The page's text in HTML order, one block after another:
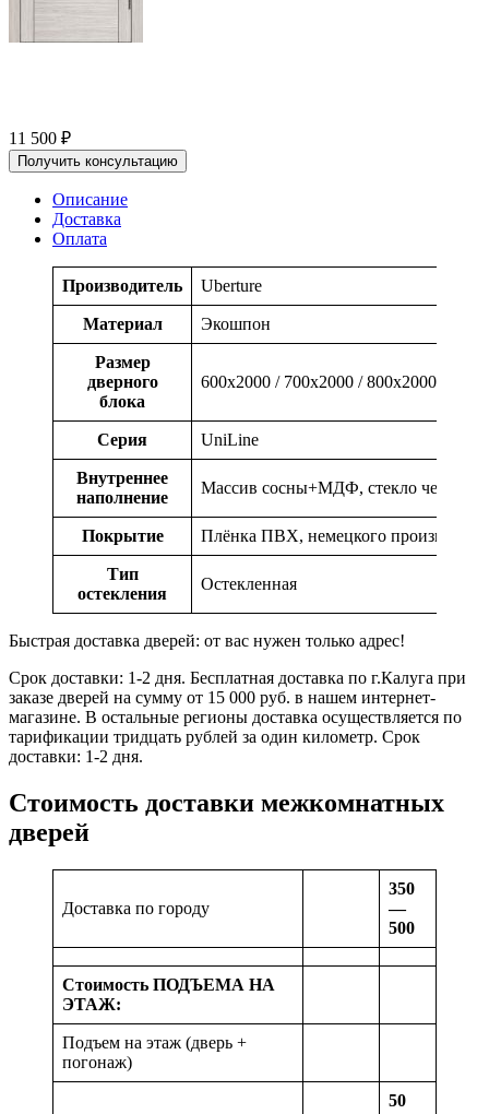
11 500 ₽
Получить консультацию
Описание
Доставка
Оплата
Производитель Uberture
Материал Экошпон
Размер
дверного
блока
600x2000 / 700x2000 / 800x2000 /
Серия UniLine
Внутреннее
наполнение
Массив сосны+МДФ, стекло черное
Покрытие Плёнка ПВХ, немецкого
Тип
остекления
Остекленная
Быстрая доставка дверей: от вас нужен только адрес!
Срок доставки: 1-2 дня. Бесплатная доставка по г.Калуга при
заказе дверей на сумму от 15 000 руб. в нашем интернет-
магазине. В остальные регионы доставка осуществляется по
тарификации тридцать рублей за один километр. Срок
доставки: 1-2 дня.
Стоимость доставки межкомнатных
дверей
Доставка по городу
350
—
500
Стоимость ПОДЪЕМА НА
ЭТАЖ:
Подъем на этаж (дверь +
погонаж)
50